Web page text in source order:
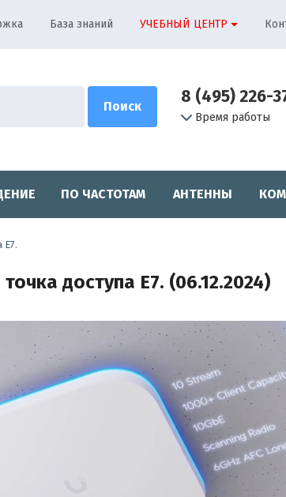
База знаний УЧЕБНЫЙ ЦЕНТР
8 (495) 226-
Время работы
ПО ЧАСТОТАМ АНТЕННЫ
доступа E7. (06.12.2024)